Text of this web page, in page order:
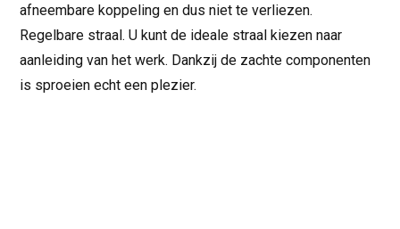
afneembare koppeling en dus niet te verliezen.
Regelbare straal. U kunt de ideale straal kiezen naar
aanleiding van het werk. Dankzij de zachte componenten
is sproeien echt een plezier.